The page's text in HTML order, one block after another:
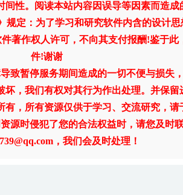
性。阅读本站内容因误导等因素而造成
定：为了学习和研究软件内含的设计思
著作权人许可，不向其支付报酬!鉴于
件!谢谢
致暂停服务期间造成的一切不便与损失
，我们有权对其行为作出处理。并保留
，所有资源仅供于学习、交流研究，请
源时侵犯了您的合法权益时，请您及时
，我们会及时处理！